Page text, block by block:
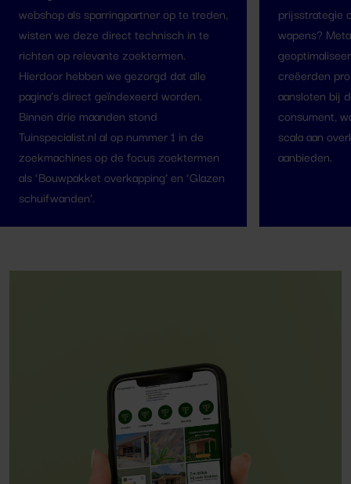
webshop als sparringpartner op te treden,
wisten we deze direct technisch in te
richten op relevante zoektermen.
Hierdoor hebben we gezorgd dat alle
pagina’s direct geïndexeerd worden.
Binnen drie maanden stond
Tuinspecialist.nl al op nummer 1 in de
zoekmachines op de focus zoektermen
als ‘Bouwpakket overkapping’ en ‘Glazen
schuifwanden’.
prijsstrategie
wapens?
creëerden
aansloten bij
consument,
scala aan
aanbieden.